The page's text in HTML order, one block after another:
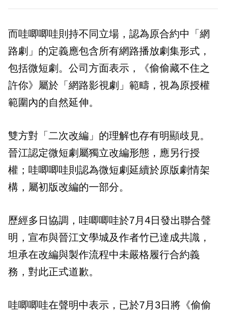
而哇唧唧哇則持不同立場，認為原合約中「網
路劇」的定義應包含所有網路播放劇集形式，
包括微短劇。公司方面表示，《偷偷藏不住之
許你》屬於「網路影視劇」範疇，視為原授權
範圍內的自然延伸。
雙方對「二次改編」的理解也存有明顯歧見。
晉江認定微短劇屬獨立改編形態，應另行授
權；哇唧唧哇則認為微短劇延續於原版劇情架
構，屬初版改編的一部分。
歷經多日協調，哇唧唧哇於7月4日發出聯合聲
明，宣布與晉江文學城及作者竹已達成共識，
坦承在改編與製作流程中未嚴格履行合約義
務，對此正式道歉。
哇唧唧哇在聲明中表示，已於7月3日將《偷偷